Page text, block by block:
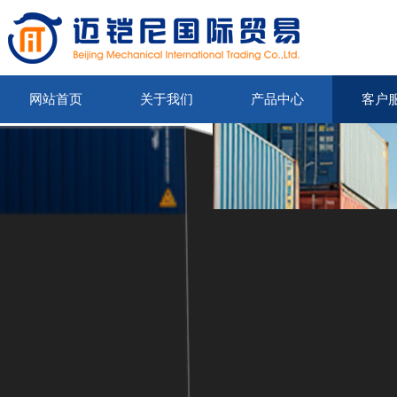
网站首页 关于我们 产品中心 客户